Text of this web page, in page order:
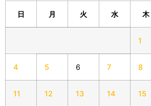
日 月 火 水 木
1
4 5 6 7 8
11 12 13 14 15